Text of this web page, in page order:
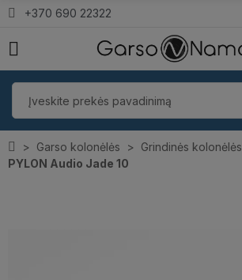
+370 690 22322
Garso kolonėlės
Grindinės kolonėlės
PYLON Audio Jade 10